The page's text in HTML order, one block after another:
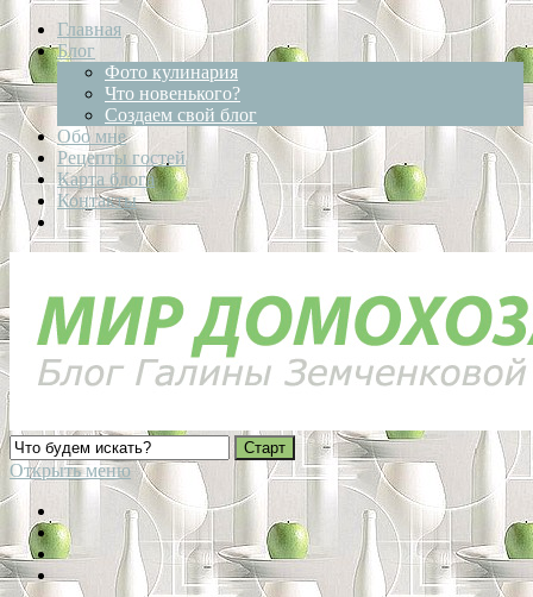
Главная
Блог
Фото кулинария
Что новенького?
Создаем свой блог
Обо мне
Рецепты гостей
Карта блога
Контакты
Открыть меню